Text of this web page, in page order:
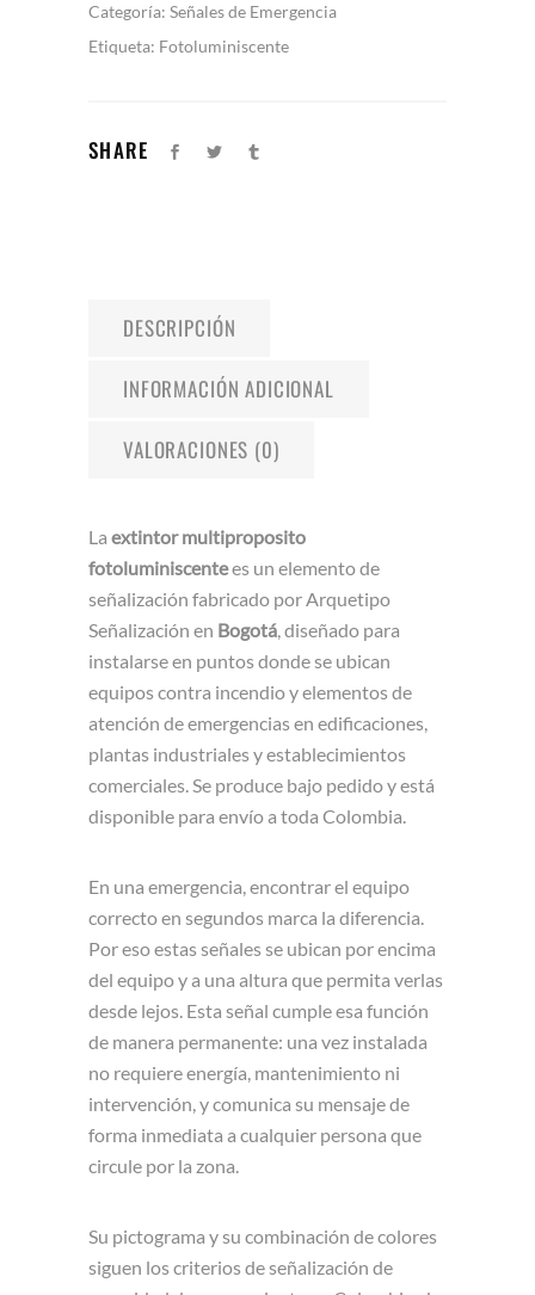
Categoría: Señales de Emergencia
Etiqueta: Fotoluminiscente
SHARE
DESCRIPCIÓN
INFORMACIÓN ADICIONAL
VALORACIONES (0)
La extintor multiproposito
fotoluminiscentees un elemento de
señalización fabricado por Arquetipo
Señalización en Bogotá, diseñado para
instalarse en puntos donde se ubican
equipos contra incendio y elementos de
atención de emergencias en edificaciones,
plantas industriales y establecimientos
comerciales. Se produce bajo pedido y está
disponible para envío a toda Colombia.
En una emergencia, encontrar el equipo
correcto en segundos marca la diferencia.
Por eso estas señales se ubican por encima
del equipo y a una altura que permita verlas
desde lejos. Esta señal cumple esa función
de manera permanente: una vez instalada
no requiere energía, mantenimiento ni
intervención, y comunica su mensaje de
forma inmediata a cualquier persona que
circule por la zona.
Su pictograma y su combinación de colores
siguen los criterios de señalización de